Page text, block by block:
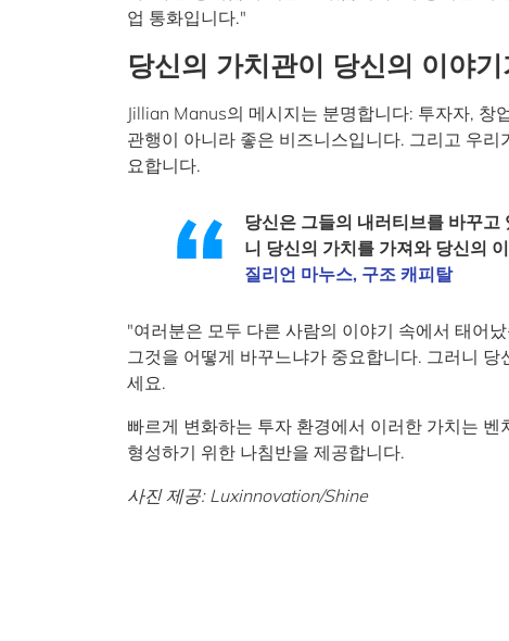
업 통화입니다."
당신의 가치관이 당신의 이야
Jillian Manus의 메시지는 분명합니다: 투자자, 창
관행이 아니라 좋은 비즈니스입니다. 그리고 우
요합니다.
당신은 그들의 내러티브를 바꾸
니 당신의 가치를 가져와 당신의
질리언 마누스, 구조 캐피탈
"여러분은 모두 다른 사람의 이야기 속에서 태어
그것을 어떻게 바꾸느냐가 중요합니다. 그러니
세요.
빠르게 변화하는 투자 환경에서 이러한 가치는
형성하기 위한 나침반을 제공합니다.
사진 제공: Luxinnovation/Shine